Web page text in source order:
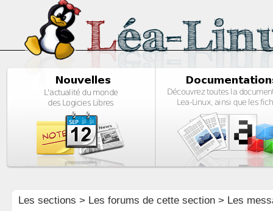
Les sections > Les forums de cette section> Les